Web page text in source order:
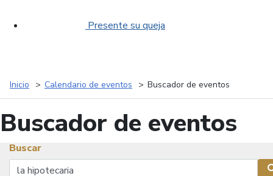
Presente su queja
Inicio Calendario de eventos Buscador de eventos
Buscador de eventos
Buscar
Buscar